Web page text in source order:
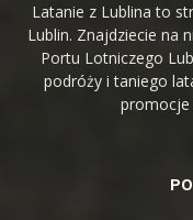
Latanie z Lublina to
Lublin. Znajdziecie na
Portu Lotniczego
podróży i taniego
promocje